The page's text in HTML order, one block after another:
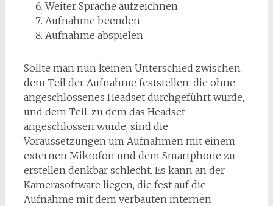
Weiter Sprache aufzeichnen
Aufnahme beenden
Aufnahme abspielen
Sollte man nun keinen Unterschied zwischen
dem Teil der Aufnahme feststellen, die ohne
angeschlossenes Headset durchgeführt wurde,
und dem Teil, zu dem das Headset
angeschlossen wurde, sind die
Voraussetzungen um Aufnahmen mit einem
externen Mikrofon und dem Smartphone zu
erstellen denkbar schlecht. Es kann an der
Kamerasoftware liegen, die fest auf die
Aufnahme mit dem verbauten internen